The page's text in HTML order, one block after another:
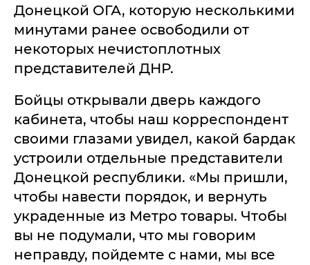
Донецкой ОГА, которую несколькими
минутами ранее освободили от
некоторых нечистоплотных
представителей ДНР.
Бойцы открывали дверь каждого
кабинета, чтобы наш корреспондент
своими глазами увидел, какой бардак
устроили отдельные представители
Донецкой республики. «Мы пришли,
чтобы навести порядок, и вернуть
украденные из Метро товары. Чтобы
вы не подумали, что мы говорим
неправду, пойдемте с нами, мы все